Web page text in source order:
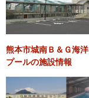
▶料 金：
▶設 備：★★★☆☆
▶混 雑：
▶立 地：
必須各評価(5段階)
監視員 ▶
料 金 ▶
熊本市城南Ｂ＆Ｇ海
プールの施設情報